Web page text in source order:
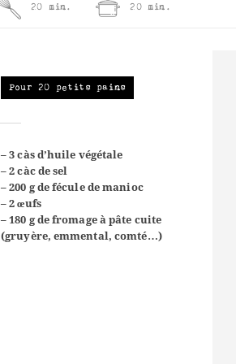
20 min. 20 min.
Pour 20 petits pains
– 3 càs d’huile végétale
– 2 càc de sel
– 200 g de fécule de manioc
– 2 œufs
– 180 g de fromage à pâte cuite
(gruyère, emmental, comté…)